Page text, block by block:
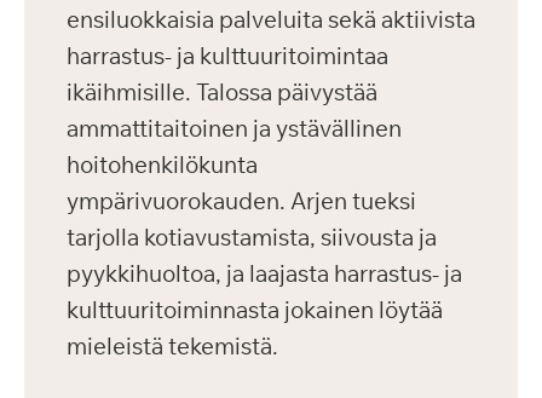
ensiluokkaisia palveluita sekä aktiivista
harrastus- ja kulttuuritoimintaa
ikäihmisille. Talossa päivystää
ammattitaitoinen ja ystävällinen
hoitohenkilökunta
ympärivuorokauden. Arjen tueksi
tarjolla kotiavustamista, siivousta ja
pyykkihuoltoa, ja laajasta harrastus- ja
kulttuuritoiminnasta jokainen löytää
mieleistä tekemistä.